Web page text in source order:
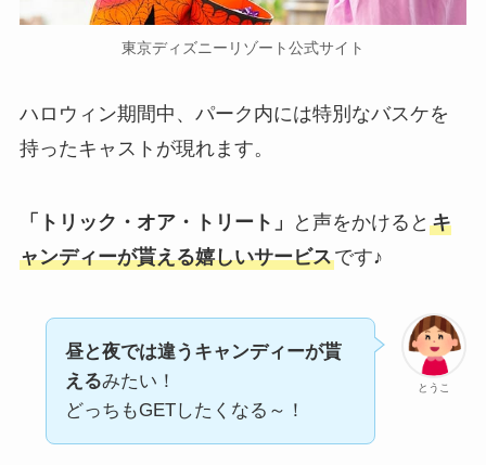
東京ディズニーリゾート公式サイト
ハロウィン期間中、パーク内には特別なバスケを
持ったキャストが現れます。
「トリック・オア・トリート」 と声をかけると キ
ャンディーが貰える嬉しいサービスです♪
とうこ
昼と夜では違うキャンディーが貰
えるみたい！
どっちもGETしたくなる～！